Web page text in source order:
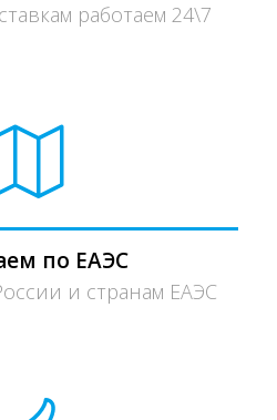
работаем 24\7
по ЕАЭС
и странам ЕАЭС